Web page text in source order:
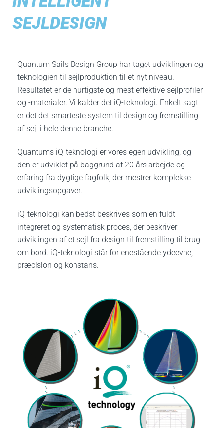
SEJLDESIGN
Quantum Sails Design Group har taget udviklingen og
teknologien til sejlproduktion til et nyt niveau.
Resultatet er de hurtigste og mest effektive sejlprofiler
og -materialer. Vi kalder det iQ-teknologi. Enkelt sagt
er det det smarteste system til design og fremstilling
af sejl i hele denne branche.
Quantums iQ-teknologi er vores egen udvikling, og
den er udviklet på baggrund af 20 års arbejde og
erfaring fra dygtige fagfolk, der mestrer komplekse
udviklingsopgaver.
iQ-teknologi kan bedst beskrives som en fuldt
integreret og systematisk proces, der beskriver
udviklingen af ​​et sejl fra design til fremstilling til brug
om bord. iQ-teknologi står for enestående ydeevne,
præcision og konstans.